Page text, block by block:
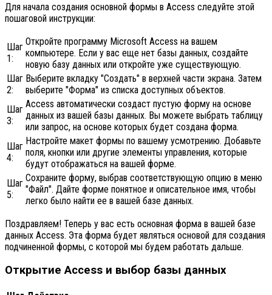
Для начала создания основной формы в Access следуйте этой
пошаговой инструкции:
Шаг
1:
Откройте программу Microsoft Access на вашем
компьютере. Если у вас еще нет базы данных, создайте
новую базу данных или откройте уже существующую.
Шаг
2:
Выберите вкладку "Создать" в верхней части экрана. Затем
выберите "Форма" из списка доступных объектов.
Шаг
3:
Access автоматически создаст пустую форму на основе
данных из вашей базы данных. Вы можете выбрать таблицу
или запрос, на основе которых будет создана форма.
Шаг
4:
Настройте макет формы по вашему усмотрению. Добавьте
поля, кнопки или другие элементы управления, которые
будут отображаться на вашей форме.
Шаг
5:
Сохраните форму, выбрав соответствующую опцию в меню
"Файл". Дайте форме понятное и описательное имя, чтобы
легко было найти ее в вашей базе данных.
Поздравляем! Теперь у вас есть основная форма в вашей базе
данных Access. Эта форма будет являться основой для создания
подчиненной формы, с которой мы будем работать дальше.
Открытие Access и выбор базы данных